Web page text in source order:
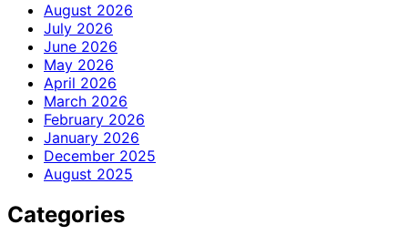
August 2026
July 2026
June 2026
May 2026
April 2026
March 2026
February 2026
January 2026
December 2025
August 2025
Categories